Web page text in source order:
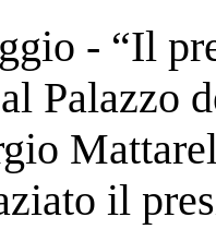
- “Il
Palazzo
il